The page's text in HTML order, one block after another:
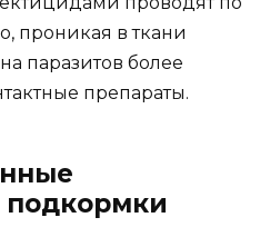
проникая в ткани
паразитов более
препараты.